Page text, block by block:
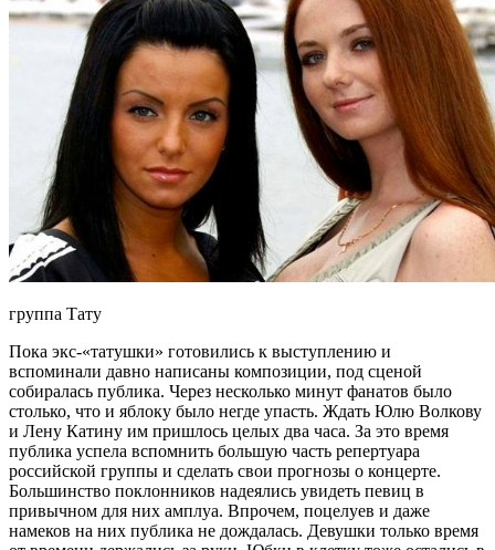
группа Тату
Пока экс-«татушки» готовились к выступлению и
вспоминали давно написаны композиции, под сценой
собиралась публика. Через несколько минут фанатов было
столько, что и яблоку было негде упасть. Ждать Юлю Волкову
и Лену Катину им пришлось целых два часа. За это время
публика успела вспомнить большую часть репертуара
российской группы и сделать свои прогнозы о концерте.
Большинство поклонников надеялись увидеть певиц в
привычном для них амплуа. Впрочем, поцелуев и даже
намеков на них публика не дождалась. Девушки только время